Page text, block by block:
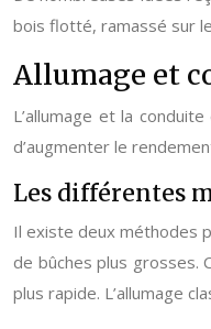
bois flotté, ramassé sur
Allumage et
L’allumage et la
d’augmenter le
Les différentes
Il existe deux méthodes
de bûches plus grosses.
plus rapide. L’allumage